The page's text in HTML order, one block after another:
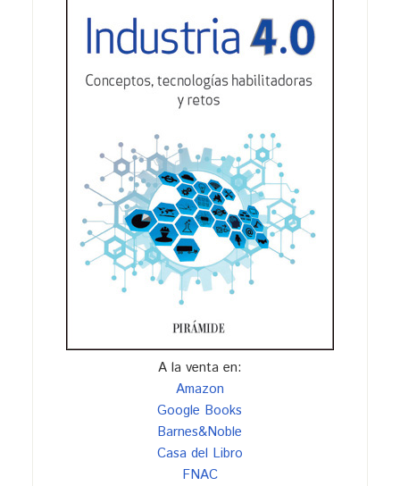
A la venta en:
Amazon
Google Books
Barnes&Noble
Casa del Libro
FNAC